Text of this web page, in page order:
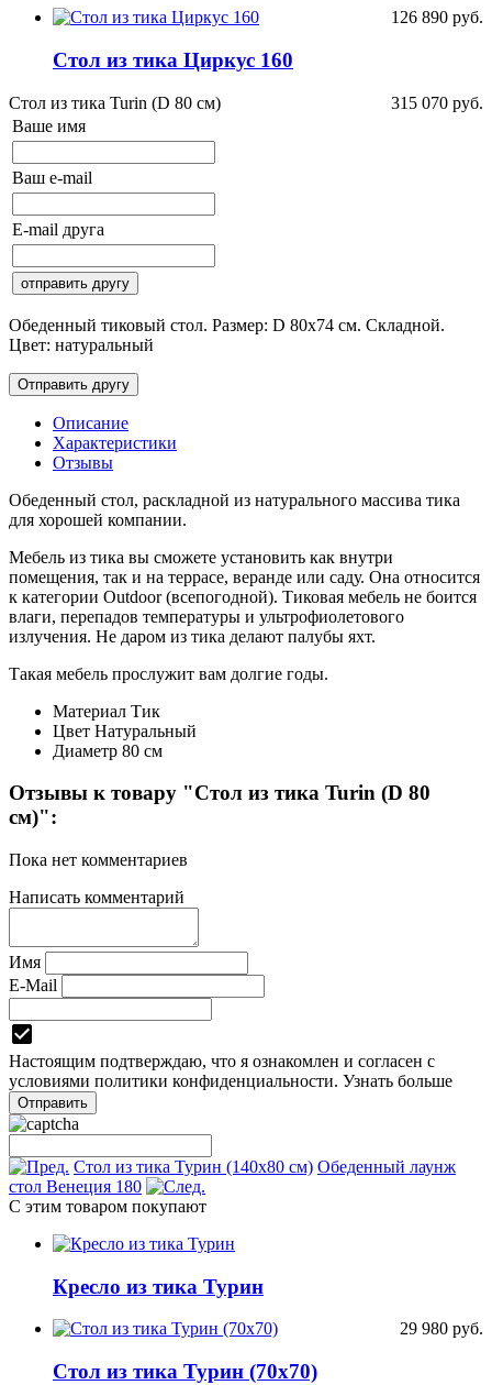
126 890 руб.
Стол из тика Циркус 160
315 070 руб.
Стол из тика Turin (D 80 см)
Ваше имя
Ваш e-mail
E-mail друга
Обеденный тиковый стол. Размер: D 80х74 см. Складной.
Цвет: натуральный
Описание
Характеристики
Отзывы
Обеденный стол, раскладной из натурального массива тика
для хорошей компании.
Мебель из тика вы сможете установить как внутри
помещения, так и на террасе, веранде или саду. Она относится
к категории Outdoor (всепогодной). Тиковая мебель не боится
влаги, перепадов температуры и ультрофиолетового
излучения. Не даром из тика делают палубы яхт.
Такая мебель прослужит вам долгие годы.
Материал Тик
Цвет Натуральный
Диаметр 80 см
Отзывы к товару "Стол из тика Turin (D 80
см)":
Пока нет комментариев
Написать комментарий
Имя
E-Mail
Настоящим подтверждаю, что я ознакомлен и согласен с
условиями политики конфиденциальности. Узнать больше
Стол из тика Турин (140х80 см) Обеденный лаунж
стол Венеция 180
С этим товаром покупают
Кресло из тика Турин
29 980 руб.
Стол из тика Турин (70х70)